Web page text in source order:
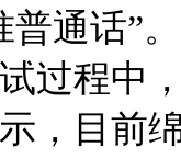
普通话”
过程中
，目前